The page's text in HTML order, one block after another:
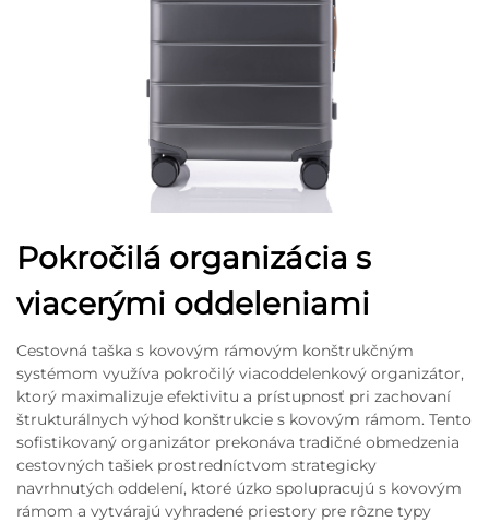
Pokročilá organizácia s
viacerými oddeleniami
Cestovná taška s kovovým rámovým konštrukčným
systémom využíva pokročilý viacoddelenkový organizátor,
ktorý maximalizuje efektivitu a prístupnosť pri zachovaní
štrukturálnych výhod konštrukcie s kovovým rámom. Tento
sofistikovaný organizátor prekonáva tradičné obmedzenia
cestovných tašiek prostredníctvom strategicky
navrhnutých oddelení, ktoré úzko spolupracujú s kovovým
rámom a vytvárajú vyhradené priestory pre rôzne typy